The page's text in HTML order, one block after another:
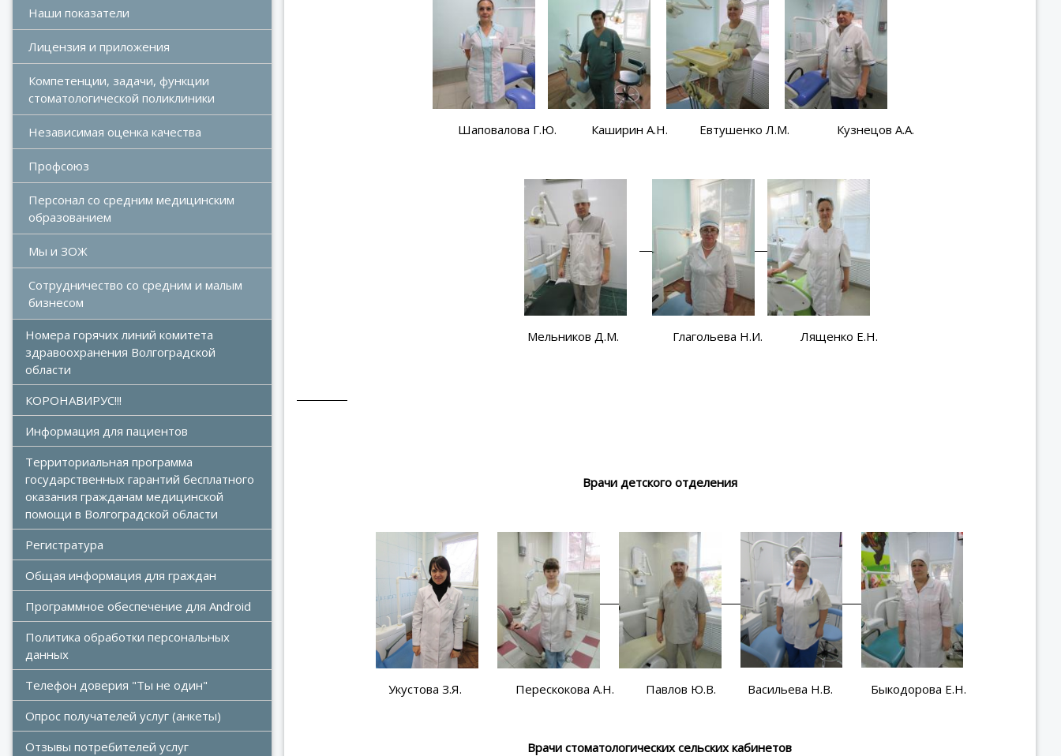
Наши показатели
Лицензия и приложения
Компетенции, задачи, функции
стоматологической поликлиники
Независимая оценка качества
Профсоюз
Персонал со средним медицинским
образованием
Мы и ЗОЖ
Сотрудничество со средним и малым
бизнесом
Номера горячих линий комитета
здравоохранения Волгоградской
области
КОРОНАВИРУС!!!
Информация для пациентов
Территориальная программа
государственных гарантий бесплатного
оказания гражданам медицинской
помощи в Волгоградской области
Регистратура
Общая информация для граждан
Программное обеспечение для Android
Политика обработки персональных
данных
Телефон доверия "Ты не один"
Опрос получателей услуг (анкеты)
Отзывы потребителей услуг
Шаповалова Г.Ю. Каширин А.Н. Евтушенко Л.М. Кузнецов А.А.
Мельников Д.М. Глагольева Н.И. Лященко Е.Н.
Врачи детского отделения
Укустова З.Я. Перескокова А.Н. Павлов Ю.В. Васильева Н.В. Быкодорова Е.Н.
Врачи стоматологических сельских кабинетов